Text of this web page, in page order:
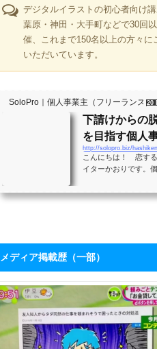
デジタルイラストの初心者向け
葉原・神田・大手町などで30回
催、これまで150名以上の方々に
いただいています。
SoloPro｜個人事業主（フリーランス 20
下請けからの
を目指す個人
主のバイブル
月間28万PVの
んに学ぶ「ブ
http://solopro.biz/
こんにちは！ 恋す
イターかおりです。個
たちにとって、「下
るために2017年7月か
リーライターの働き方
メインテーマにした
ログを開設しました
で生きる人たちにと
ブログは最高の武器に
ます。数字が伸びて
ば、商品やサービス
ためのプロモーション
メディア掲載歴（一部）